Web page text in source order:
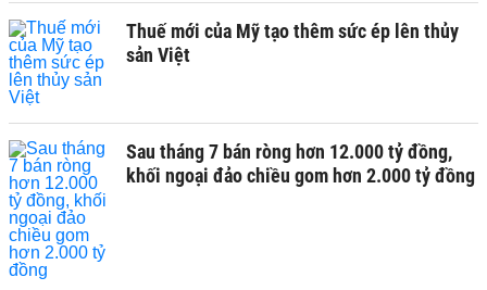
Thuế mới của Mỹ tạo thêm sức ép lên thủy
sản Việt
Sau tháng 7 bán ròng hơn 12.000 tỷ đồng,
khối ngoại đảo chiều gom hơn 2.000 tỷ đồng